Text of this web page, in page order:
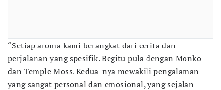
“Setiap aroma kami berangkat dari cerita dan
perjalanan yang spesifik. Begitu pula dengan Monko
dan Temple Moss. Kedua-nya mewakili pengalaman
yang sangat personal dan emosional, yang sejalan